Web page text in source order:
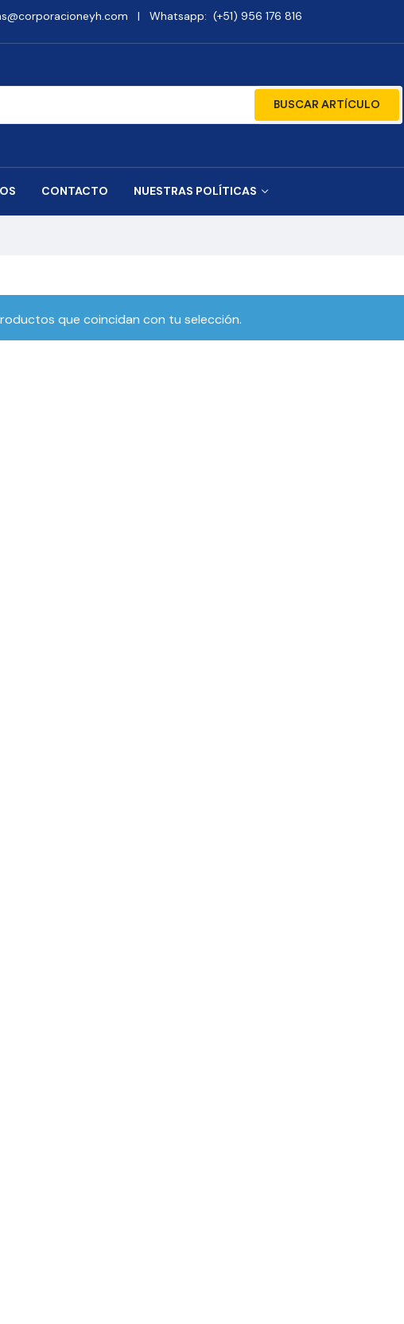
| Whatsapp: (+51) 956 176 816
BUSCAR ARTÍCULO
CONTACTO NUESTRAS POLÍTICAS
que coincidan con tu selección.